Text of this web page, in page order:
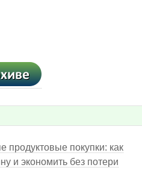
продуктовые покупки: как
и экономить без потери